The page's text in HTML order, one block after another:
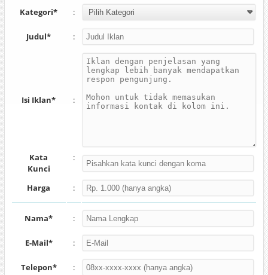
Kategori* :
Judul* :
Isi Iklan* :
Kata
Kunci
:
Harga :
Nama* :
E-Mail* :
Telepon* :